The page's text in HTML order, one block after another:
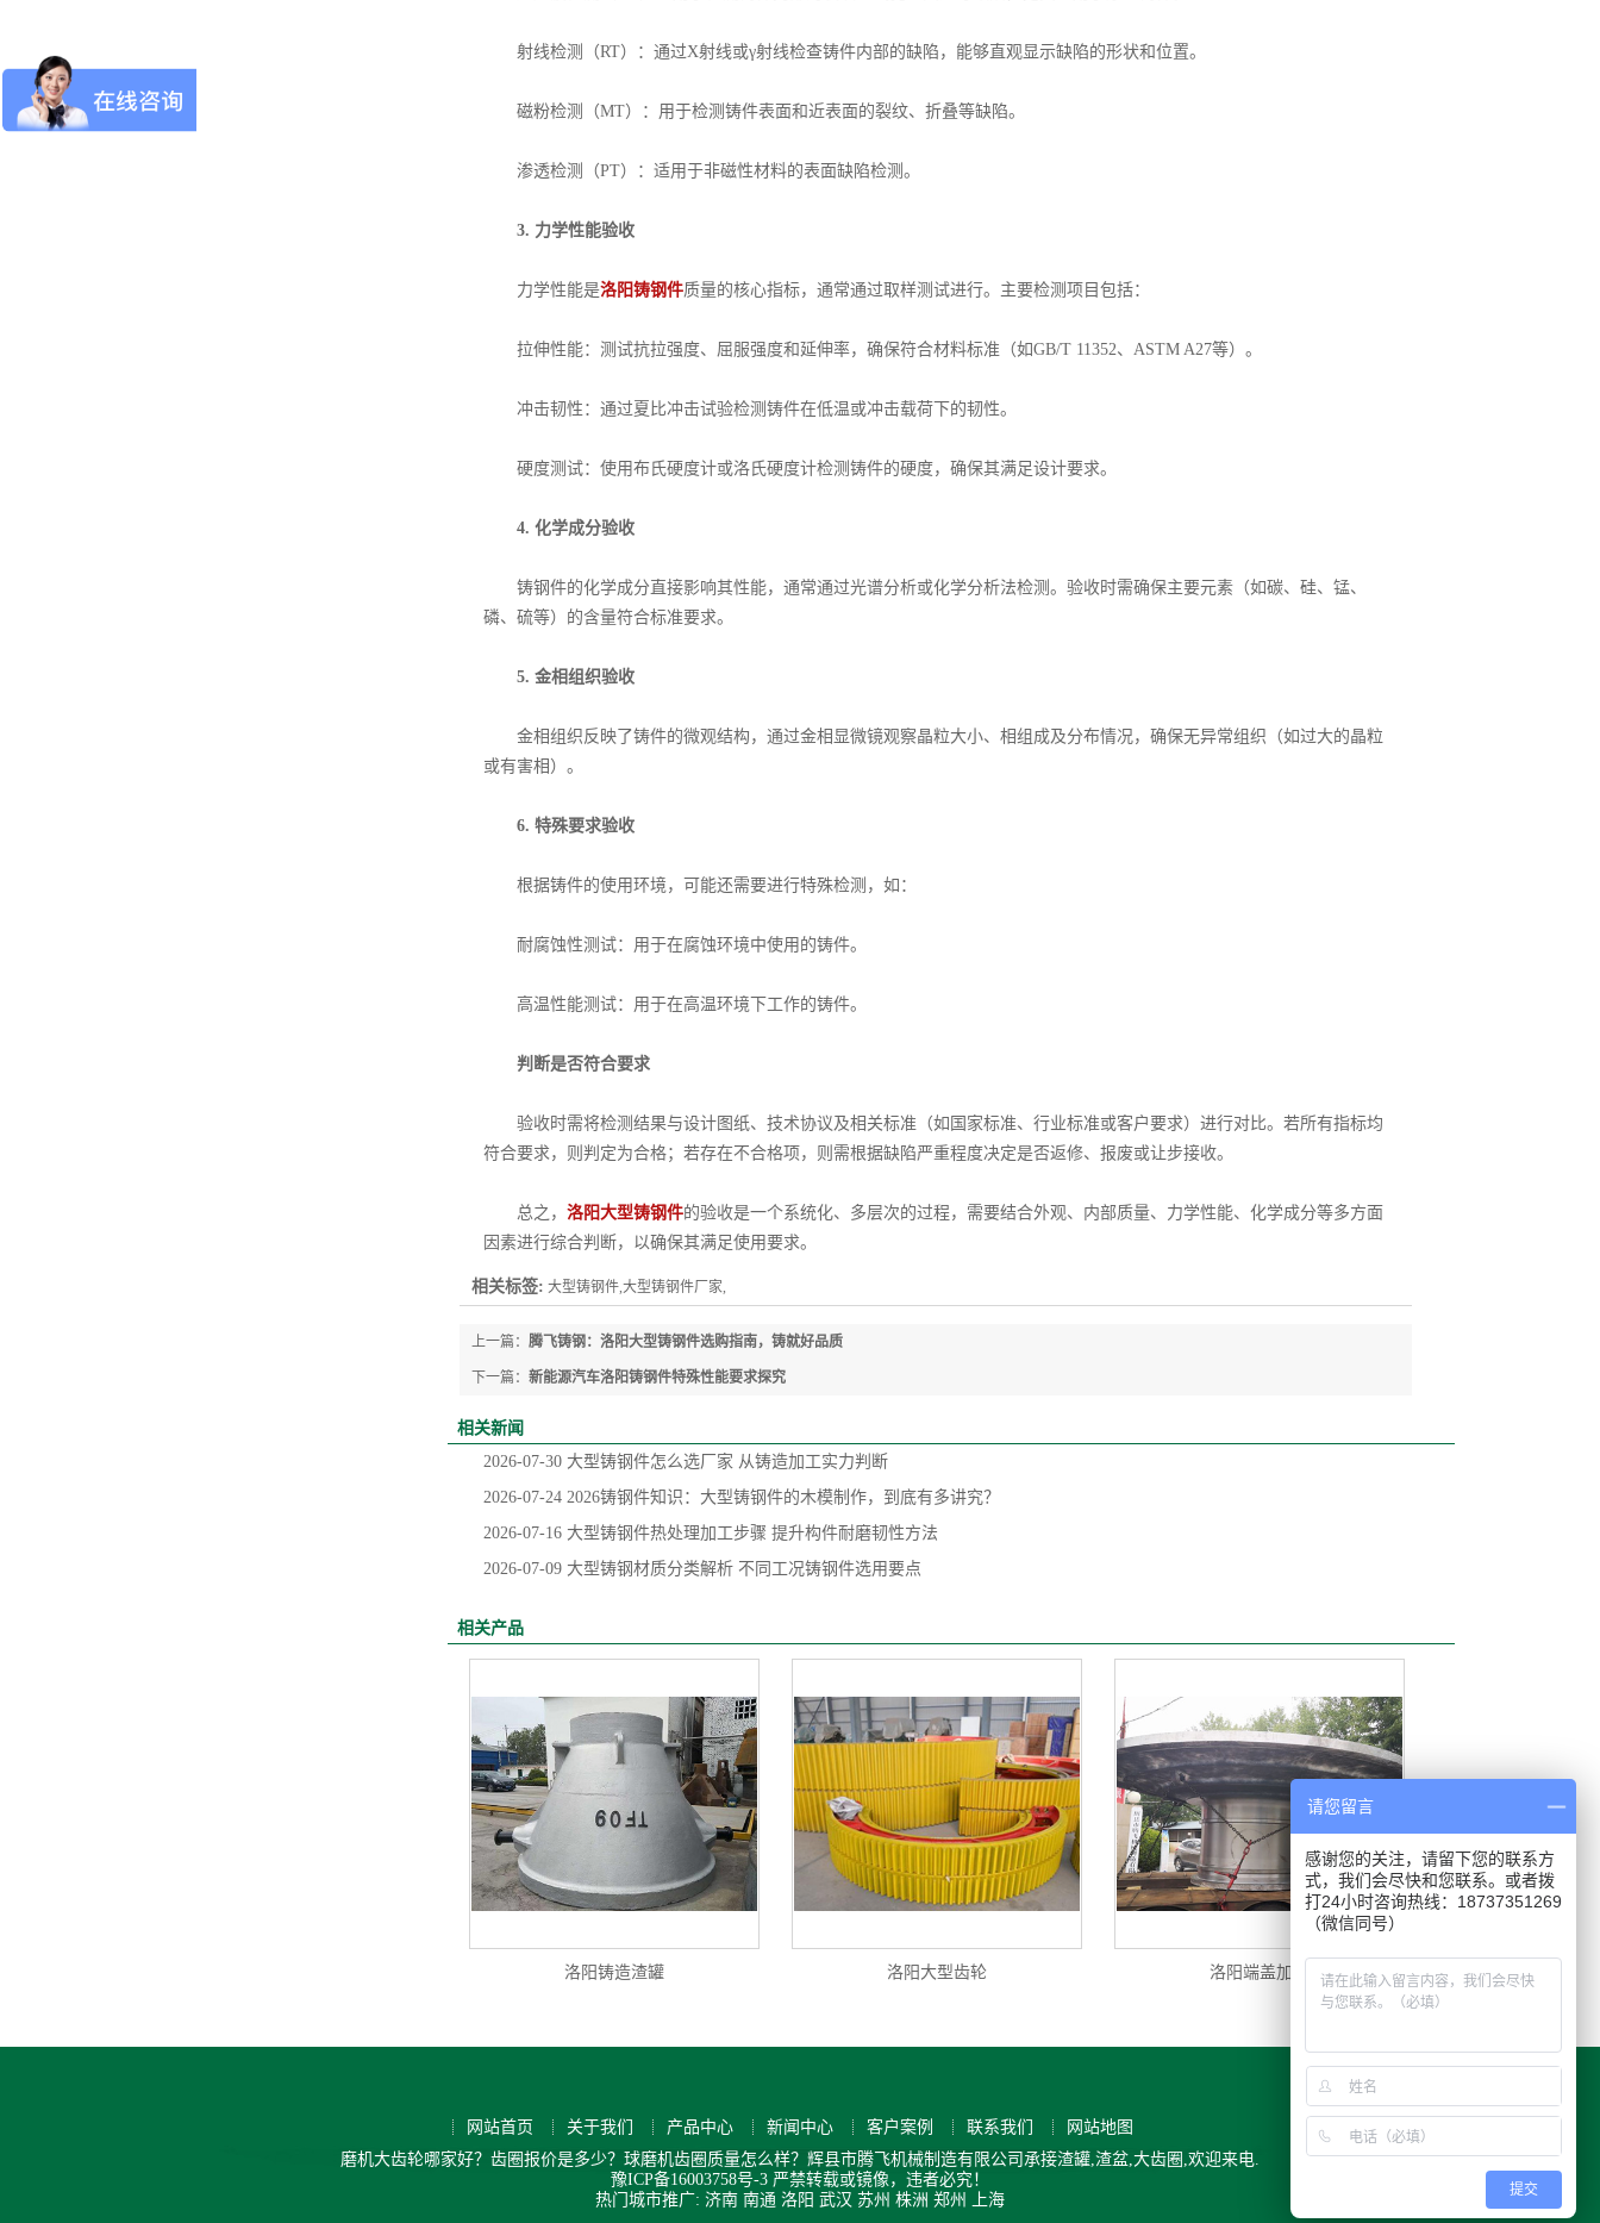
射线检测（RT）：通过X射线或γ射线检查铸件内部的缺陷，能够直观显示缺陷的形状和位置。
磁粉检测（MT）：用于检测铸件表面和近表面的裂纹、折叠等缺陷。
渗透检测（PT）：适用于非磁性材料的表面缺陷检测。
3. 力学性能验收
力学性能是洛阳铸钢件质量的核心指标，通常通过取样测试进行。主要检测项目包括：
拉伸性能：测试抗拉强度、屈服强度和延伸率，确保符合材料标准（如GB/T 11352、ASTM A27等）。
冲击韧性：通过夏比冲击试验检测铸件在低温或冲击载荷下的韧性。
硬度测试：使用布氏硬度计或洛氏硬度计检测铸件的硬度，确保其满足设计要求。
4. 化学成分验收
铸钢件的化学成分直接影响其性能，通常通过光谱分析或化学分析法检测。验收时需确保主要元素（如碳、硅、锰、
磷、硫等）的含量符合标准要求。
5. 金相组织验收
金相组织反映了铸件的微观结构，通过金相显微镜观察晶粒大小、相组成及分布情况，确保无异常组织（如过大的晶粒
或有害相）。
6. 特殊要求验收
根据铸件的使用环境，可能还需要进行特殊检测，如：
耐腐蚀性测试：用于在腐蚀环境中使用的铸件。
高温性能测试：用于在高温环境下工作的铸件。
判断是否符合要求
验收时需将检测结果与设计图纸、技术协议及相关标准（如国家标准、行业标准或客户要求）进行对比。若所有指标均
符合要求，则判定为合格；若存在不合格项，则需根据缺陷严重程度决定是否返修、报废或让步接收。
总之， 洛阳大型铸钢件的验收是一个系统化、多层次的过程，需要结合外观、内部质量、力学性能、化学成分等多方面
因素进行综合判断，以确保其满足使用要求。
相关标签: 大型铸钢件,大型铸钢件厂家,
上一篇： 腾飞铸钢：洛阳大型铸钢件选购指南，铸就好品质
下一篇： 新能源汽车洛阳铸钢件特殊性能要求探究
相关新闻
2026-07-30 大型铸钢件怎么选厂家 从铸造加工实力判断
2026-07-24 2026铸钢件知识：大型铸钢件的木模制作，到底有多讲究？
2026-07-16 大型铸钢件热处理加工步骤 提升构件耐磨韧性方法
2026-07-09 大型铸钢材质分类解析 不同工况铸钢件选用要点
相关产品
洛阳铸造渣罐 洛阳大型齿轮 洛阳端盖加工
网站首页 关于我们 产品中心 新闻中心 客户案例 联系我们
网站地图
磨机大齿轮哪家好？齿圈报价是多少？球磨机齿圈质量怎么样？辉县市腾飞机械制造有限公司承接渣罐,渣盆,大齿圈,欢迎来电.
豫ICP备16003758号-3 严禁转载或镜像，违者必究！
热门城市推广: 济南 南通 洛阳 武汉 苏州 株洲 郑州 上海
请您留言
感谢您的关注，请留下您的联系方
式，我们会尽快和您联系。或者拨
打24小时咨询热线：18737351269
（微信同号）
提交